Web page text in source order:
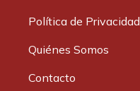
Política de Privacidad
Quiénes Somos
Contacto